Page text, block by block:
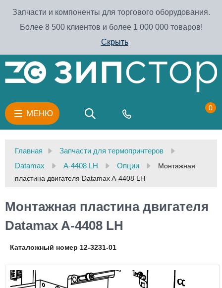
Запчасти и компоненты для торгового оборудования.
Более 8 500 клиентов и более 1 000 000 товаров!
Скрыть
МЕНЮ
0
Главная
Запчасти для термопринтеров
Datamax
A-4408 LH Опции
Монтажная
пластина двигателя Datamax A-4408 LH
Монтажная пластина двигателя
Datamax A-4408 LH
Каталожный номер 12-3231-01